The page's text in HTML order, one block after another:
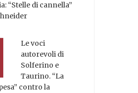
“Stelle di cannella”
Le voci
autorevoli di
Solferino e
Taurino. “La
contro la